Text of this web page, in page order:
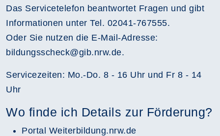
Das Servicetelefon beantwortet Fragen und gibt
Informationen unter Tel. 02041-767555.
Oder Sie nutzen die E-Mail-Adresse:
bildungsscheck@gib.nrw.de.
Servicezeiten: Mo.-Do. 8 - 16 Uhr und Fr 8 - 14
Uhr
Wo finde ich Details zur Förderung?
Portal Weiterbildung.nrw.de